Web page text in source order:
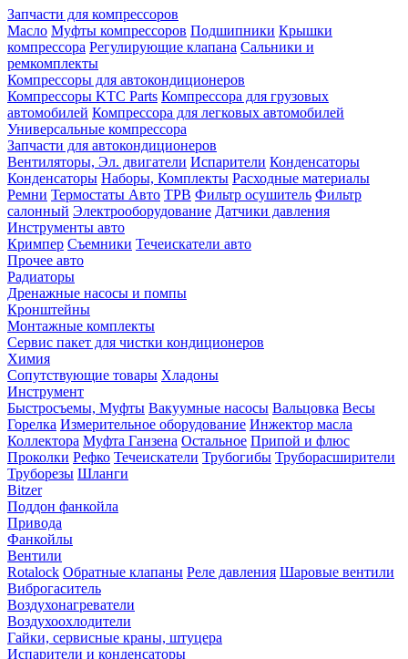
Запчасти для компрессоров
Масло Муфты компрессоров Подшипники Крышки
компрессора Регулирующие клапана Сальники и
ремкомплекты
Компрессоры для автокондиционеров
Компрессоры KTC Parts Компрессора для грузовых
автомобилей Компрессора для легковых автомобилей
Универсальные компрессора
Запчасти для автокондиционеров
Вентиляторы, Эл. двигатели Испарители Конденсаторы
Конденсаторы Наборы, Комплекты Расходные материалы
Ремни Термостаты Авто ТРВ Фильтр осушитель Фильтр
салонный Электрооборудование Датчики давления
Инструменты авто
Кримпер Съемники Течеискатели авто
Прочее авто
Радиаторы
Дренажные насосы и помпы
Кронштейны
Монтажные комплекты
Сервис пакет для чистки кондиционеров
Химия
Сопутствующие товары Хладоны
Инструмент
Быстросъемы, Муфты Вакуумные насосы Вальцовка Весы
Горелка Измерительное оборудование Инжектор масла
Коллектора Муфта Ганзена Остальное Припой и флюс
Проколки Рефко Течеискатели Трубогибы Труборасширители
Труборезы Шланги
Bitzer
Поддон фанкойла
Привода
Фанкойлы
Вентили
Rotalock Обратные клапаны Реле давления Шаровые вентили
Виброгаситель
Воздухонагреватели
Воздухоохлодители
Гайки, сервисные краны, штуцера
Испарители и конденсаторы